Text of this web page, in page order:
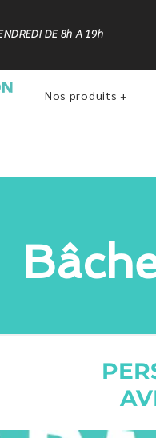
DE 8h A 19h
Nos produits +